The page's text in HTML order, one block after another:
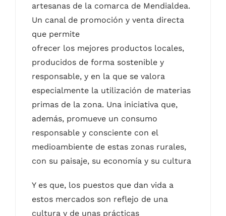
artesanas de la comarca de Mendialdea.
Un canal de promoción y venta directa
que permite
ofrecer los mejores productos locales,
producidos de forma sostenible y
responsable, y en la que se valora
especialmente la utilización de materias
primas de la zona. Una iniciativa que,
además, promueve un consumo
responsable y consciente con el
medioambiente de estas zonas rurales,
con su paisaje, su economía y su cultura
Y es que, los puestos que dan vida a
estos mercados son reflejo de una
cultura y de unas prácticas